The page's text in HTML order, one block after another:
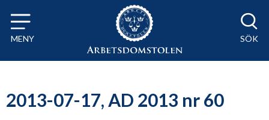
Till innehåll på sidan x
MENY SÖK
2013-07-17, AD 2013 nr 60